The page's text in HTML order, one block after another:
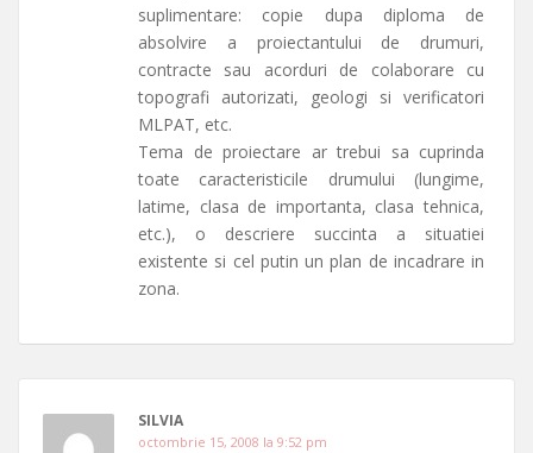
suplimentare: copie dupa diploma de
absolvire a proiectantului de drumuri,
contracte sau acorduri de colaborare cu
topografi autorizati, geologi si verificatori
MLPAT, etc.
Tema de proiectare ar trebui sa cuprinda
toate caracteristicile drumului (lungime,
latime, clasa de importanta, clasa tehnica,
etc.), o descriere succinta a situatiei
existente si cel putin un plan de incadrare in
zona.
SILVIA
octombrie 15, 2008 la 9:52 pm